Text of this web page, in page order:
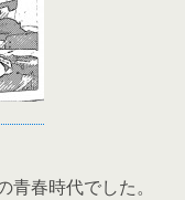
春時代でした。